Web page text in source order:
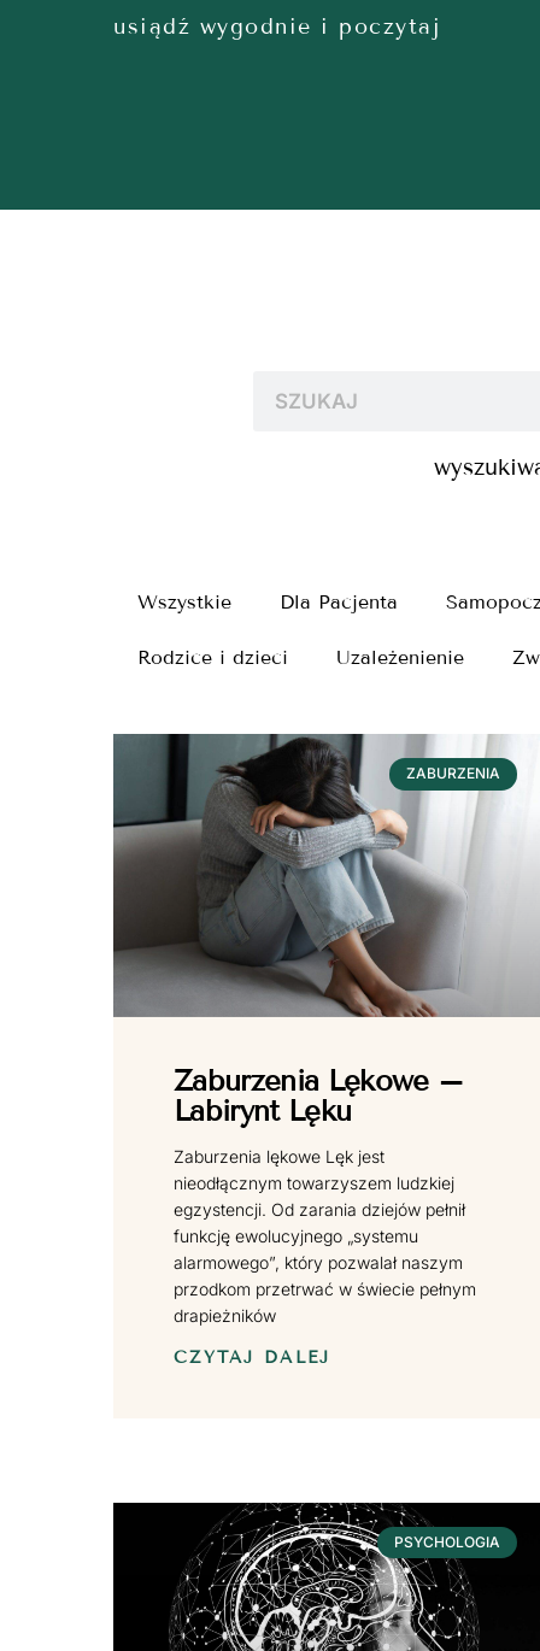
usiądź wygodnie i poczytaj
Wszystkie Dla Pacjenta
Rodzice i dzieci Uzależenienie
ZABURZENIA
Zaburzenia Lękowe –
Labirynt Lęku
Zaburzenia lękowe Lęk jest
nieodłącznym towarzyszem ludzkiej
egzystencji. Od zarania dziejów pełnił
funkcję ewolucyjnego „systemu
alarmowego”, który pozwalał naszym
przodkom przetrwać w świecie pełnym
drapieżników
CZYTAJ DALEJ
PSYCHOLOGIA